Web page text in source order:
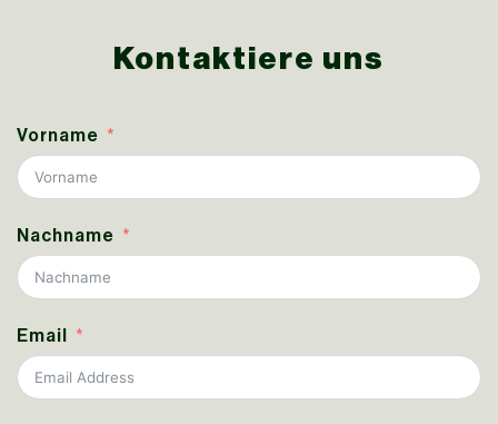
Kontaktiere uns
Vorname
Nachname
Email